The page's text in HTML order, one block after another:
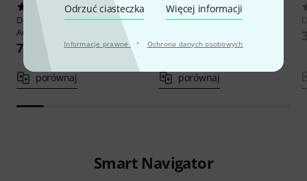
Odrzuć ciasteczka Więcej informacji
Informacje prawne · Ochrona danych osobowych
2
Despiau
Bass Bridge 1/2
Adjustable
722 zł
porównaj
3
DespiauNo.7B Bass Bridge 3/4
porównaj
Smart Navigator